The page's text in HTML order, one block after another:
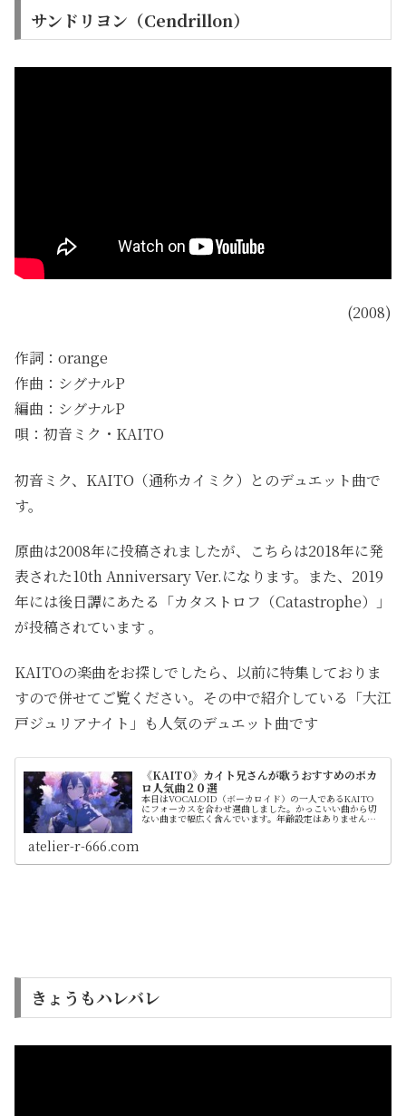
サンドリヨン（Cendrillon）
(2008)
作詞：orange
作曲：シグナルP
編曲：シグナルP
唄：初音ミク・KAITO
初音ミク、KAITO（通称カイミク）とのデュエット曲で
す。
原曲は2008年に投稿されましたが、こちらは2018年に発
表された10th Anniversary Ver.になります。また、2019
年には後日譚にあたる「カタストロフ（Catastrophe）」
が投稿されています 。
KAITOの楽曲をお探しでしたら、以前に特集しておりま
すので併せてご覧ください。その中で紹介している「大江
戸ジュリアナイト」も人気のデュエット曲です
《KAITO》カイト兄さんが歌うおすすめのボカ
ロ人気曲２０選
本日はVOCALOID（ボーカロイド）の一人であるKAITO
にフォーカスを合わせ選曲しました。かっこいい曲から切
ない曲まで幅広く含んでいます。年齢設定はありません
く順不同です
atelier-r-666.com
きょうもハレバレ